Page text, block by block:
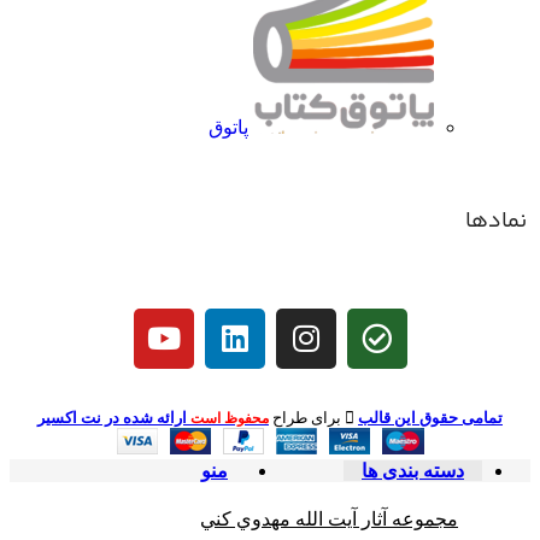
پاتوق
نمادها
تمامی حقوق این قالب برای طراح محفوظ است ارائه شده در نت اکسیر
منو دسته بندی ها
مجموعه آثار آيت الله مهدوي كني